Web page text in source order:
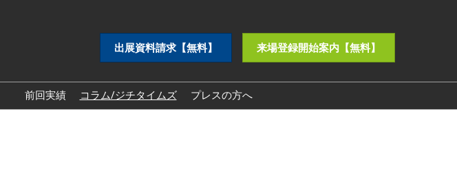
出展資料請求【無料】 来場登録開始案内【無料】
前回実績 コラム/ジチタイムズ
プレスの方へ